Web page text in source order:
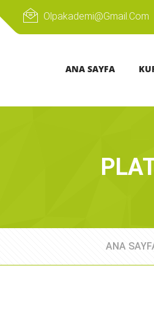
Olpakademi@gmail.com
ANA SAYFA
ANA